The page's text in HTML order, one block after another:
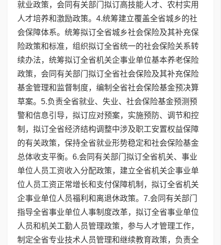
就业政策，会同有关部门拟订高技能人才、农村实用
人才培养和激励政策。4.统筹建立覆盖全省城乡的社
会保障体系。统筹拟订全省城乡社会保险及其补充保
险政策和标准，组织拟订全省统一的社会保险关系转
续办法，统筹拟订全省机关企事业单位基本养老保险
政策，会同有关部门拟订全省社会保险及其补充保险
基金管理和监督制度，编制全省社会保险基金预决算
草案。5.负责全省就业、失业、社会保险基金预测预
警和信息引导，拟订应对预案，实施预防、调节和控
制，拟订全省经济结构调整中涉及职工安置权益保障
的有关政策，保持全省就业形势稳定和社会保险基金
总体收支平衡。6.会同有关部门拟订全省机关、事业
单位人员工资收入分配政策，建立全省机关企事业单
位人员工资正常增长和支付保障机制，拟订全省机关
企事业单位人员福利和离退休政策。7.会同有关部门
指导全省事业单位人事制度改革，拟订全省事业单位
人员和机关工勤人员管理政策，参与人才管理工作，
制定全省专业技术人员管理和继续教育政策，负责全